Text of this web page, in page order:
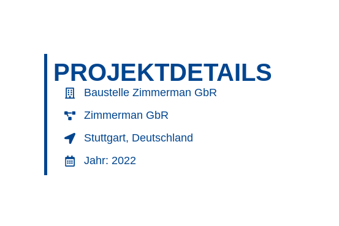
PROJEKTDETAILS
Baustelle Zimmerman GbR
Zimmerman GbR
Stuttgart, Deutschland
Jahr: 2022